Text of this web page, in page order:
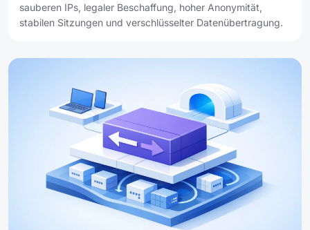
sauberen IPs, legaler Beschaffung, hoher Anonymität,
stabilen Sitzungen und verschlüsselter Datenübertragung.